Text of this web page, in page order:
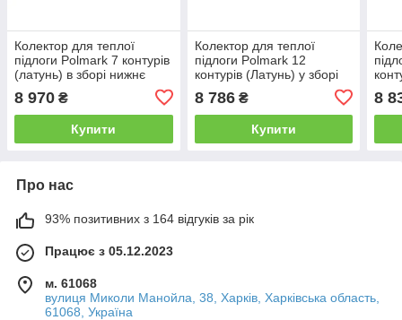
Колектор для теплої
підлоги Polmark 7 контурів
(латунь) в зборі нижнє
підключення з частотним
насосом Польща
8 970 ₴
Купити
Колектор для теплої
підлоги Polmark 12
контурів (Латунь) у зборі
8 786₴
Купити
8
Про нас
93% позитивних з 164 відгуків за рік
Працює з 05.12.2023
м. 61068
вулиця Миколи Манойла, 38, Харків, Харківська область,
61068, Україна